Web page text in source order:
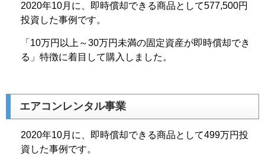
2020年10月に、即時償却できる商品として577,500円
投資した事例です。
「10万円以上～30万円未満の固定資産が即時償却でき
る」特徴に着目して購入しました。
エアコンレンタル事業
2020年10月に、即時償却できる商品として499万円投
資した事例です。